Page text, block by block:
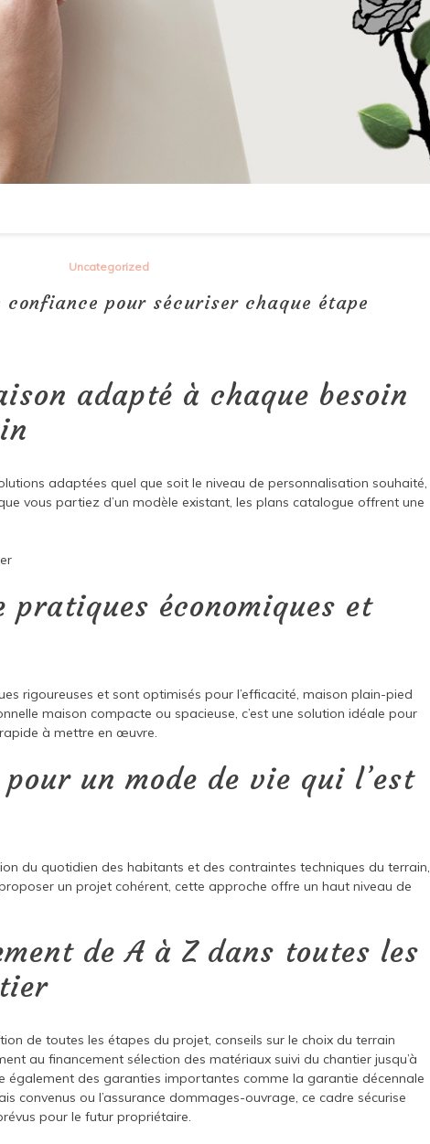
Uncategorized
confiance pour sécuriser chaque étape
adapté à chaque besoin
adaptées quel que soit le niveau de personnalisation souhaité,
vous partiez d’un modèle existant, les plans catalogue offrent une
pratiques économiques et
rigoureuses et sont optimisés pour l’efficacité, maison plain-pied
maison compacte ou spacieuse, c’est une solution idéale pour
à mettre en œuvre.
un mode de vie qui l’est
du quotidien des habitants et des contraintes techniques du terrain,
un projet cohérent, cette approche offre un haut niveau de
de A à Z dans toutes les
de toutes les étapes du projet, conseils sur le choix du terrain
au financement sélection des matériaux suivi du chantier jusqu’à
également des garanties importantes comme la garantie décennale
convenus ou l’assurance dommages-ouvrage, ce cadre sécurise
pour le futur propriétaire.